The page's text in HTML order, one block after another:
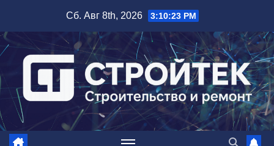
содержимому
Сб. Авг 8th, 2026 3:10:24 PM